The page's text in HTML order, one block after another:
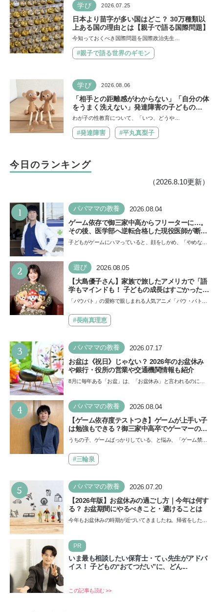
学び 2026.07.25
日本より苗字が多い国はどこ？ 30万種類以
上ある国の理由とは【親子で語る国際問題】
今知っておくべき国際問題を国際政治先生…
#親子で語る世界のギモン
学び 2026.08.06
「相手との距離感がわからない」「自分の体
をうまく洗えない」発達障害の子どもの
「性」に関する困りごと・性教育のポイント
聞いた】
わが子の性教育について、「いつ、どうや…
#発達障害 #平丸真梨子
今日のランキング
（2026.8.10更新）
1 パパママの教養 2026.08.04
ゲーム依存で御三家中高からフリーターに…。
その後、医学部へ逆転合格した現役医師が断言
「ゲームの経験が受験勉強に役立った」そう考
える背景とは
子どもがゲームにハマっていると、顔をしかめ、「やめなさ
い…
2 遊び 2026.08.05
【大島優子さん】家族で旅したアメリカで「語
学もマインドも！ 子どもの成長はすごかった」
声優をつとめた映画『パウ・パトロール ザ・ダ
イノ・ムービー』ではあきらめなければ何でも
できると子どもに知ってほしい
「パウパト」の愛称で親しまれる人気アニメ「パウ・パトロ
ザ…#長南真理恵
3 パパママの教養 2026.07.17
お盆は《祝日》じゃない？ 2026年のお盆休み
や銀行・役所の営業や交通機関情報も紹介
8月に毎年ある「お盆」は、「お盆休み」と言われるのに祝
盆…
4 パパママの教養 2026.08.04
【ゲーム依存度テストつき】ゲームが上手い子
は勉強もできる？御三家中高卒でゲーマーの医
師・阿部智史さんが教えるゲームしながら受験
で勝つためのメソッド
うちの子、ゲームばっかりしている、と悩み、「ゲーム禁
も…#三輪泉
5 パパママの教養 2026.07.20
【2026年版】お盆休みの過ごし方｜今年は何す
る？ お盆期間にやるべきこと・避けることは
今年もお盆休みの時期が近づいてきましたね。帰省をした
PR
いま最も相談したい保育士・てぃ先生がアドバ
イス！ 子どもの“おてつだい”に、どん...
この記事も読む >>